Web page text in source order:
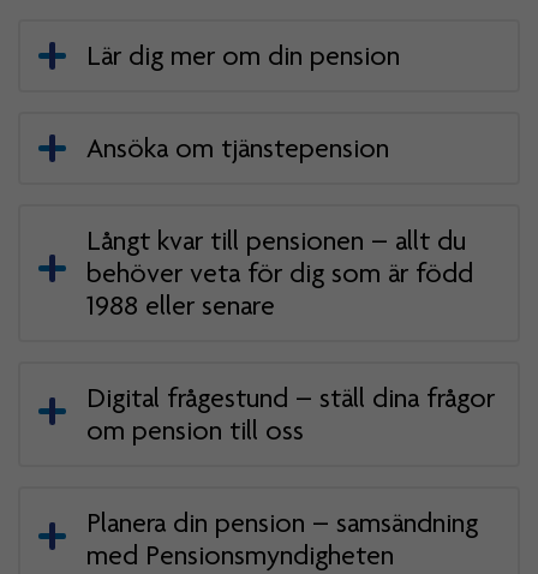
Lär dig mer om din pension
Ansöka om tjänstepension
Långt kvar till pensionen – allt du
behöver veta för dig som är född
1988 eller senare
Digital frågestund – ställ dina frågor
om pension till oss
Planera din pension – samsändning
med Pensionsmyndigheten